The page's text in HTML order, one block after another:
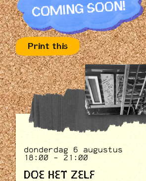
COMING SOON!
Print this
donderdag 6 augustus
18:00 - 21:00
DOE HET ZELF